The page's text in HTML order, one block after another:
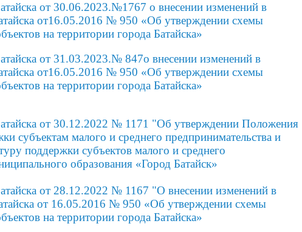
от 30.06.2023.№1767 о внесении изменений в
от16.05.2016 № 950 «Об утверждении схемы
на территории города Батайска»
от 31.03.2023.№ 847о внесении изменений в
от16.05.2016 № 950 «Об утверждении схемы
на территории города Батайска»
от 30.12.2022 № 1171 "Об утверждении Положения
субъектам малого и среднего предпринимательства и
поддержки субъектов малого и среднего
образования «Город Батайск»
от 28.12.2022 № 1167 "О внесении изменений в
от 16.05.2016 № 950 «Об утверждении схемы
на территории города Батайска»